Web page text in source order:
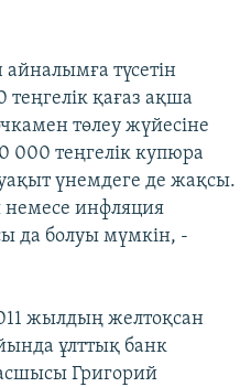
түсетін
теңгелік қағаз ақша
төлеу жүйесіне
000 теңгелік купюра
үнемдеге де жақсы.
немесе инфляция
да болуы мүмкін, -
жылдың желтоқсан
ұлттық банк
Григорий